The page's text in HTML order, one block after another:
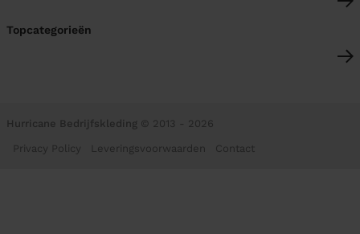
Topcategorieën
Hurricane Bedrijfskleding © 2013 - 2026
Privacy Policy Leveringsvoorwaarden Contact